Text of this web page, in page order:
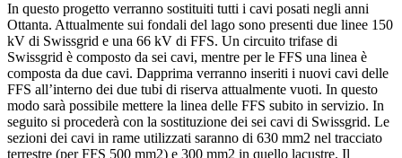
In questo progetto verranno sostituiti tutti i cavi posati negli anni
Ottanta. Attualmente sui fondali del lago sono presenti due linee 150
kV di Swissgrid e una 66 kV di FFS. Un circuito trifase di
Swissgrid è composto da sei cavi, mentre per le FFS una linea è
composta da due cavi. Dapprima verranno inseriti i nuovi cavi delle
FFS all’interno dei due tubi di riserva attualmente vuoti. In questo
modo sarà possibile mettere la linea delle FFS subito in servizio. In
seguito si procederà con la sostituzione dei sei cavi di Swissgrid. Le
sezioni dei cavi in rame utilizzati saranno di 630 mm2 nel tracciato
terrestre (per FFS 500 mm2) e 300 mm2 in quello lacustre. Il